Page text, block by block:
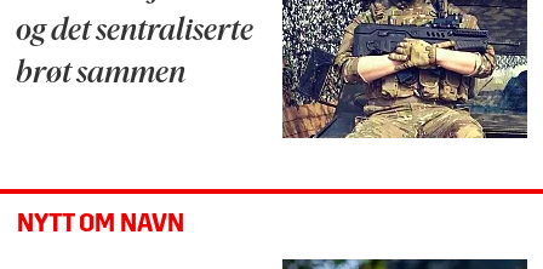
og det sentraliserte
brøt sammen
NYTT OM NAVN